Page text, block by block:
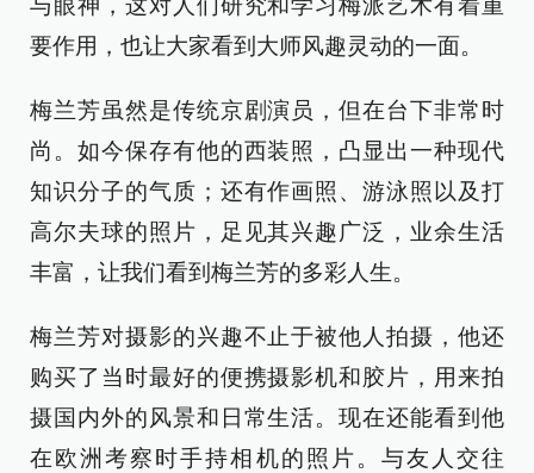
与眼神，这对人们研究和学习梅派艺术有着重
要作用，也让大家看到大师风趣灵动的一面。
梅兰芳虽然是传统京剧演员，但在台下非常时
尚。如今保存有他的西装照，凸显出一种现代
知识分子的气质；还有作画照、游泳照以及打
高尔夫球的照片，足见其兴趣广泛，业余生活
丰富，让我们看到梅兰芳的多彩人生。
梅兰芳对摄影的兴趣不止于被他人拍摄，他还
购买了当时最好的便携摄影机和胶片，用来拍
摄国内外的风景和日常生活。现在还能看到他
在欧洲考察时手持相机的照片。与友人交往